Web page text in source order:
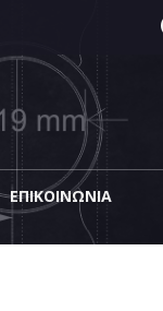
EΠΙΚΟΙΝΩΝΊΑ